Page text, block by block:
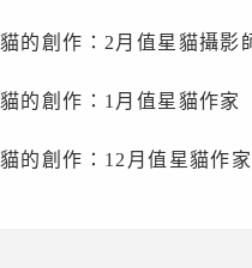
貓的創作：2月值星貓攝影
貓的創作：1月值星貓作家
貓的創作：12月值星貓作家